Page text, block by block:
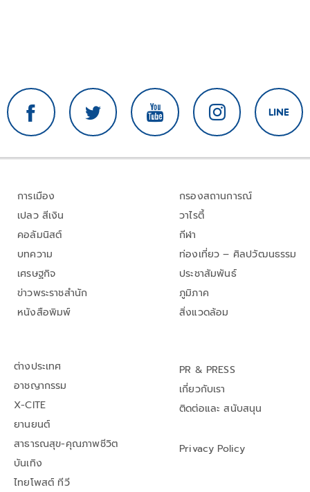
การเมือง
เปลว สีเงิน
คอลัมนิสต์
บทความ
เศรษฐกิจ
ข่าวพระราชสำนัก
หนังสือพิมพ์
กรองสถานการณ์
วาไรตี้
กีฬา
ท่องเที่ยว – ศิลปวัฒนธรรม
ประชาสัมพันธ์
ภูมิภาค
สิ่งแวดล้อม
ต่างประเทศ
อาชญากรรม
X-CITE
ยานยนต์
สาธารณสุข-คุณภาพชีวิต
บันเทิง
ไทยโพสต์ ทีวี
PR & PRESS
เกี่ยวกับเรา
ติดต่อและ สนับสนุน
Privacy Policy